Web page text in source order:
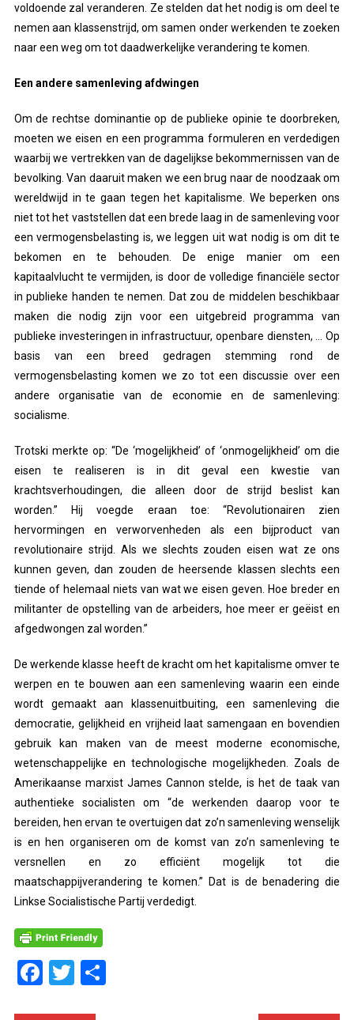
voldoende zal veranderen. Ze stelden dat het nodig is om deel te
nemen aan klassenstrijd, om samen onder werkenden te zoeken
naar een weg om tot daadwerkelijke verandering te komen.
Een andere samenleving afdwingen
Om de rechtse dominantie op de publieke opinie te doorbreken,
moeten we eisen en een programma formuleren en verdedigen
waarbij we vertrekken van de dagelijkse bekommernissen van de
bevolking. Van daaruit maken we een brug naar de noodzaak om
wereldwijd in te gaan tegen het kapitalisme. We beperken ons
niet tot het vaststellen dat een brede laag in de samenleving voor
een vermogensbelasting is, we leggen uit wat nodig is om dit te
bekomen en te behouden. De enige manier om een
kapitaalvlucht te vermijden, is door de volledige financiële sector
in publieke handen te nemen. Dat zou de middelen beschikbaar
maken die nodig zijn voor een uitgebreid programma van
publieke investeringen in infrastructuur, openbare diensten, … Op
basis van een breed gedragen stemming rond de
vermogensbelasting komen we zo tot een discussie over een
andere organisatie van de economie en de samenleving:
socialisme.
Trotski merkte op: “De ‘mogelijkheid’ of ‘onmogelijkheid’ om die
eisen te realiseren is in dit geval een kwestie van
krachtsverhoudingen, die alleen door de strijd beslist kan
worden.” Hij voegde eraan toe: “Revolutionairen zien
hervormingen en verworvenheden als een bijproduct van
revolutionaire strijd. Als we slechts zouden eisen wat ze ons
kunnen geven, dan zouden de heersende klassen slechts een
tiende of helemaal niets van wat we eisen geven. Hoe breder en
militanter de opstelling van de arbeiders, hoe meer er geëist en
afgedwongen zal worden.”
De werkende klasse heeft de kracht om het kapitalisme omver te
werpen en te bouwen aan een samenleving waarin een einde
wordt gemaakt aan klassenuitbuiting, een samenleving die
democratie, gelijkheid en vrijheid laat samengaan en bovendien
gebruik kan maken van de meest moderne economische,
wetenschappelijke en technologische mogelijkheden. Zoals de
Amerikaanse marxist James Cannon stelde, is het de taak van
authentieke socialisten om “de werkenden daarop voor te
bereiden, hen ervan te overtuigen dat zo’n samenleving wenselijk
is en hen organiseren om de komst van zo’n samenleving te
versnellen en zo efficiënt mogelijk tot die
maatschappijverandering te komen.” Dat is de benadering die
Linkse Socialistische Partij verdedigt.
Facebook
Twitter
Delen